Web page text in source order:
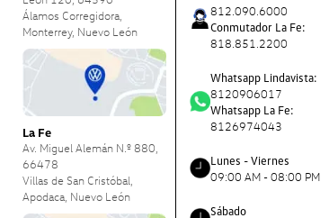
Álamos Corregidora,
Monterrey, Nuevo León
La Fe
Av. Miguel Alemán N.º 880,
66478
Villas de San Cristóbal,
Apodaca, Nuevo León
812.090.6000
Conmutador La Fe:
818.851.2200
Whatsapp Lindavista:
8120906017
Whatsapp La Fe:
8126974043
Lunes - Viernes
09:00 AM - 08:00 PM
Sábado